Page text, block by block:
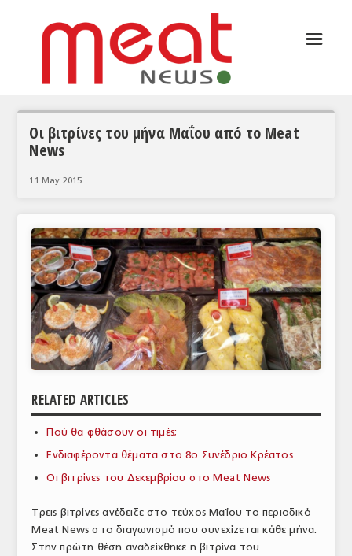
ΣΥΝΕΝΤΕΥΞΕΙΣ
ΘΕΜΑΤΑ
ΚΟΣΜΟΣ
ΕΙΔΗΣΕΙΣ
ΕΥΡΩΠΑΪΚΕΣ ΑΠΟΦΑΣΕΙΣ
ΘΕΜΑΤΑ
ΕΜΠΟΡΙΚΟΣ ΚΑΤΑΛΟΓΟΣ
ΠΑΡΑΓΩΓΗ & ΕΜΠΟΡΙΑ
ΕΞΟΠΛΙΣΜΟΣ
☰
Οι βιτρίνες του μήνα Μαΐου από το Meat
News
11 May 2015
RELATED ARTICLES
Πού θα φθάσουν οι τιμές;
Ενδιαφέροντα θέματα στο 8ο Συνέδριο Κρέατος
Οι βιτρίνες του Δεκεμβρίου στο Meat News
Τρεις βιτρίνες ανέδειξε στο τεύχος Μαΐου το περιοδικό
Meat News στο διαγωνισμό που συνεχίζεται κάθε μήνα.
Στην πρώτη θέση αναδείχθηκε η βιτρίνα του